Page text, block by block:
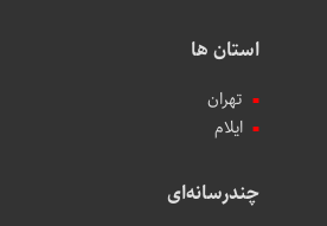
استان ها
تهران
ایلام
چندرسانه‌ای